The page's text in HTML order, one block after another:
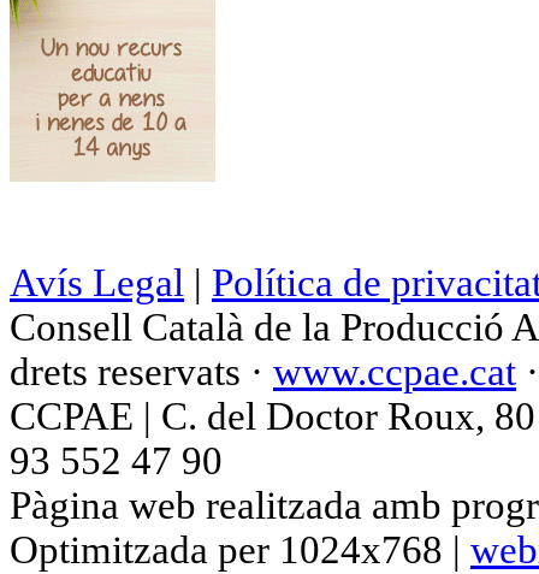
Avís Legal | Política de
Consell Català de la Producció
drets reservats · www.ccpae.cat
CCPAE | C. del Doctor Roux,
93 552 47 90
Pàgina web realitzada amb
Optimitzada per 1024x768 |